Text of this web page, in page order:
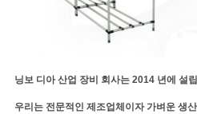
닝보 디아 산업 장비 회사는 2014 년에 설
우리는 전문적인 제조업체이자 가벼운 생